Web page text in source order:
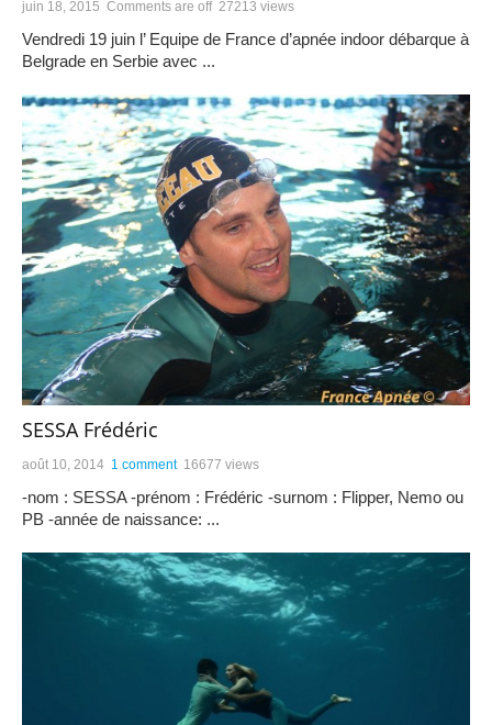
juin 18, 2015 Comments are off 27213 views
Vendredi 19 juin l’ Equipe de France d’apnée indoor débarque à
Belgrade en Serbie avec ...
SESSA Frédéric
août 10, 2014 1 comment 16677 views
-nom : SESSA -prénom : Frédéric -surnom : Flipper, Nemo ou
PB -année de naissance: ...